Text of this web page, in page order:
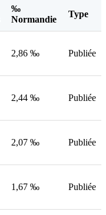
‰
Normandie
Type
2,86 ‰ Publiée
2,44 ‰ Publiée
2,07 ‰ Publiée
1,67 ‰ Publiée